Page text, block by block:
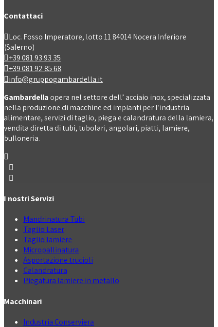
Contattaci
Loc. Fosso Imperatore, lotto 11 84014 Nocera Inferiore
(Salerno)
+39 081 93 93 35
+39 081 92 85 68
info@gruppogambardella.it
Gambardellaopera nel settore dell’ acciaio inox, specializzata
nella produzione di macchine ed impianti per l’industria
alimentare, servizi di taglio, piega e calandratura della lamiera,
vendita diretta di tubi, tubolari, angolari, piatti, lamiere,
bulloneria.
I nostri Servizi
Mandrinatura Tubi
Taglio Laser
Taglio lamiere
Micropallinatura
Asportazione trucioli
Calandratura
Piegatura lamiere in metallo
Macchinari
Industria Conserviera